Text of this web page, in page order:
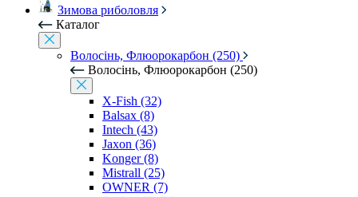
Зимова риболовля
Каталог
Волосінь, Флюорокарбон (250)
Волосінь, Флюорокарбон (250)
X-Fish (32)
Balsax (8)
Intech (43)
Jaxon (36)
Konger (8)
Mistrall (25)
OWNER (7)